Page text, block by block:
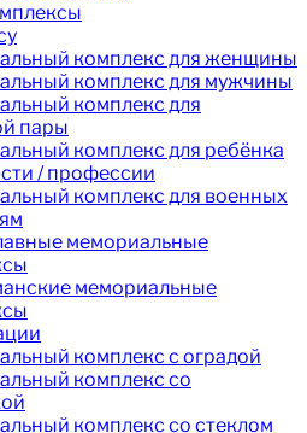
комплекс для женщины
комплекс для мужчины
комплекс для
пары
комплекс для ребёнка
/ профессии
комплекс для военных
мемориальные
мемориальные
комплекс с оградой
комплекс со
комплекс со стеклом